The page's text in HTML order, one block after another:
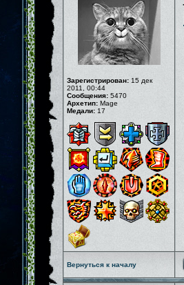
Зарегистрирован: 15 дек
2011, 00:44
Сообщения: 5470
Архетип: Mage
Медали: 17
Вернуться к началу